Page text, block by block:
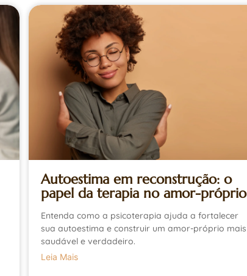
Autoestima em reconstrução: o
papel da terapia no amor-próprio
Entenda como a psicoterapia ajuda a fortalecer
sua autoestima e construir um amor-próprio mais
saudável e verdadeiro.
Leia Mais